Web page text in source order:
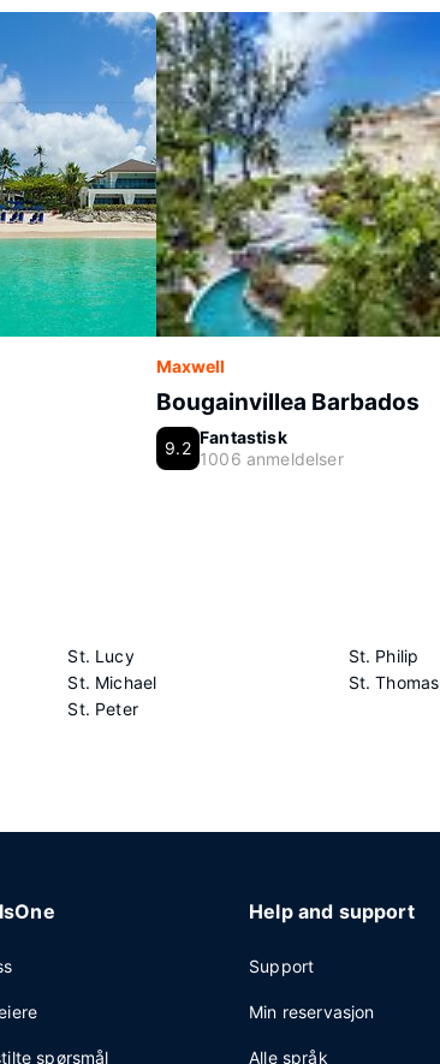
Maxwell
Bougainvillea Barbados
9.2
Fantastisk
1006 anmeldelser
St. Lucy
St. Michael
St. Peter
St. Philip
St. Thomas
spørsmål
Help and support
Support
Min reservasjon
Alle språk